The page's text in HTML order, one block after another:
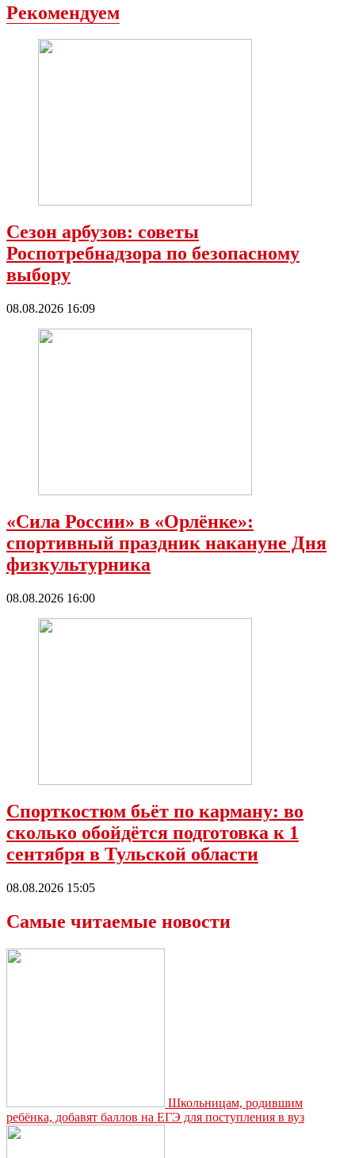
Рекомендуем
Сезон арбузов: советы
Роспотребнадзора по безопасному
выбору
08.08.2026 16:09
«Сила России» в «Орлёнке»:
спортивный праздник накануне Дня
физкультурника
08.08.2026 16:00
Спорткостюм бьёт по карману: во
сколько обойдётся подготовка к 1
сентября в Тульской области
08.08.2026 15:05
Самые читаемые новости
Школьницам, родившим
ребёнка, добавят баллов на ЕГЭ для поступления в вуз